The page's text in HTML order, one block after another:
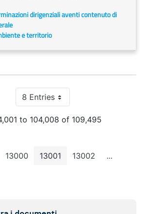
dirigenziali aventi contenuto di
e territorio
8 EntriesPer Page
to 104,008 of 109,495
Pages
Page
13000 Page
13001 Page
13002 ...